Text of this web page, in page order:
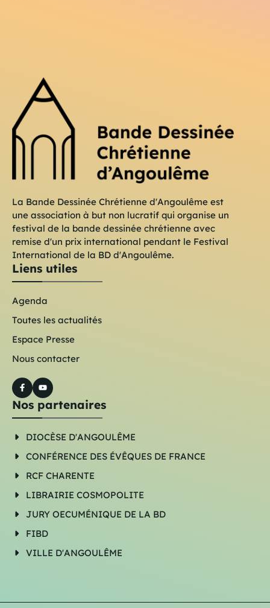
La Bande Dessinée Chrétienne d'Angoulême est
une association à but non lucratif qui organise un
festival de la bande dessinée chrétienne avec
remise d'un prix international pendant le Festival
International de la BD d'Angoulême.
Liens utiles
Agenda
Toutes les actualités
Espace Presse
Nous contacter
Nos partenaires
DIOCÈSE D'ANGOULÊME
CONFÉRENCE DES ÉVÊQUES DE FRANCE
RCF CHARENTE
LIBRAIRIE COSMOPOLITE
JURY OECUMÉNIQUE DE LA BD
FIBD
VILLE D'ANGOULÊME